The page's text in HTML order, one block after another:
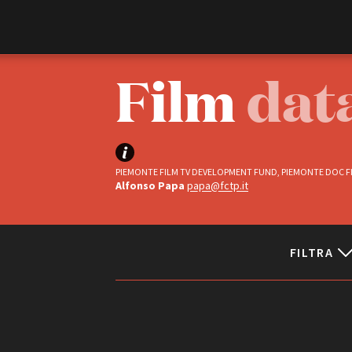
Film
PIEMONTE FILM TV DEVELOPMENT FUND, PIEMONTE
Alfonso Papa papa@fctp.it
FILTRA